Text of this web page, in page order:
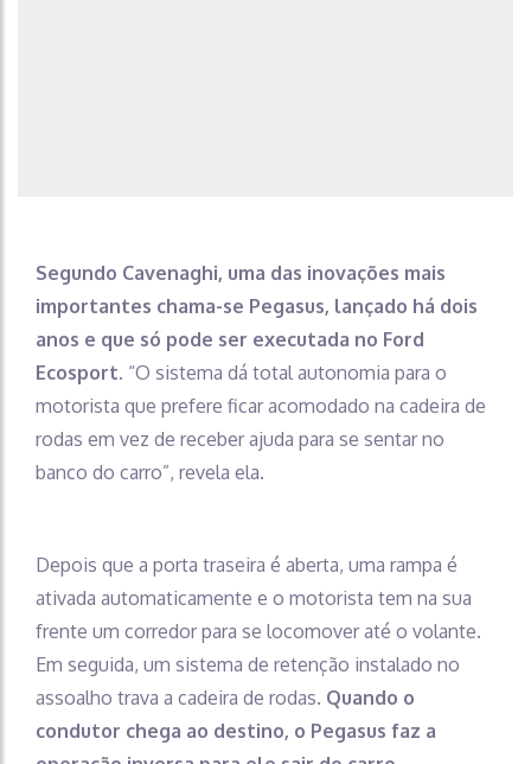
Segundo Cavenaghi, uma das inovações mais
importantes chama-se Pegasus, lançado há dois
anos e que só pode ser executada no Ford
Ecosport. “O sistema dá total autonomia para o
motorista que prefere ficar acomodado na cadeira de
rodas em vez de receber ajuda para se sentar no
banco do carro”, revela ela.
Depois que a porta traseira é aberta, uma rampa é
ativada automaticamente e o motorista tem na sua
frente um corredor para se locomover até o volante.
Em seguida, um sistema de retenção instalado no
assoalho trava a cadeira de rodas. Quando o
condutor chega ao destino, o Pegasus faz a